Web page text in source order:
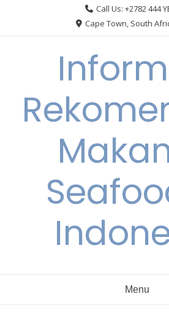
Call Us: +2782 444
Cape Town, South
Menu